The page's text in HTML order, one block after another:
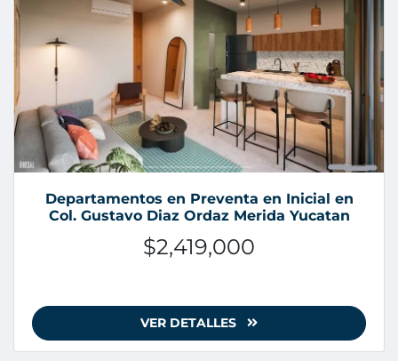
Departamentos en Preventa en Inicial en
Col. Gustavo Diaz Ordaz Merida Yucatan
$2,419,000
VER DETALLES